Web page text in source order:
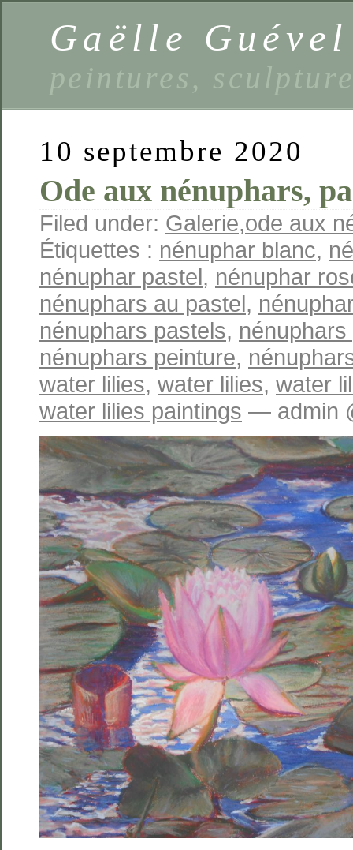
Gaëlle
peintures,
10 septembre 2020
Ode aux nénuphars,
Filed under: Galerie,ode aux
Étiquettes : nénuphar blanc,
nénuphar pastel, nénuphar
nénuphars au pastel,
nénuphars pastels,
nénuphars peinture,
water lilies, water lilies, water
water lilies paintings — admin